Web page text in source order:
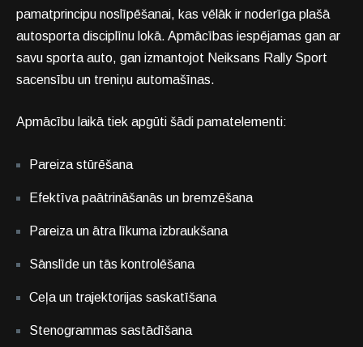
pamatprincipu noslīpēšanai, kas vēlāk ir noderīga plašā
autosporta disciplīnu lokā. Apmācības iespējamas gan ar
savu sporta auto, gan izmantojot Neiksans Rally Sport
sacensību un treniņu automašīnas.
Apmācību laikā tiek apgūti šādi pamatelementi:
Pareiza stūrēšana
Efektīva paātrināšanās un bremzēšana
Pareiza un ātra līkuma izbraukšana
Sānslīde un tās kontrolēšana
Ceļa un trajektorijas saskatīšana
Stenogrammas sastādīšana